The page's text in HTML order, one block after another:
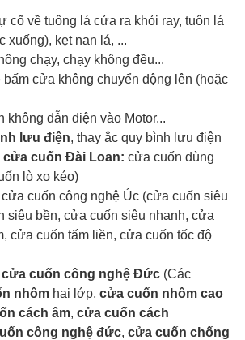
cố về tuông lá cửa ra khỏi ray, tuôn lá
xuống), kẹt nan lá, ...
chạy, chạy không đều...
bấm cửa không chuyển động lên (hoặc
không dẫn điện vào Motor...
lưu điện, thay ắc quy bình lưu điện
cửa cuốn Đài Loan: cửa cuốn dùng
lò xo kéo)
cuốn công nghệ Úc (cửa cuốn siêu
siêu bền, cửa cuốn siêu nhanh, cửa
cửa cuốn tấm liền, cửa cuốn tốc độ
cửa cuốn công nghệ Đức (Các
nhôm hai lớp, cửa cuốn nhôm cao
cách âm, cửa cuốn cách
công nghệ đức, cửa cuốn chống